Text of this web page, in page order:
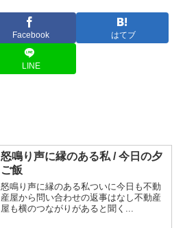
Facebook はてブ
LINE
怒鳴り声に縁のある私 / 今日の夕
ご飯
怒鳴り声に縁のある私ついに今日も不動
産屋から問い合わせの返事はなし不動産
屋も横のつながりがあると聞く...